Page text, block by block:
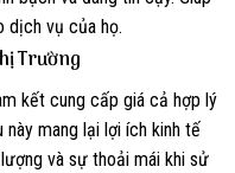
dịch vụ của họ.
Trường
kết cung cấp giá cả hợp lý
mang lại lợi ích kinh tế
và sự thoải mái khi sử